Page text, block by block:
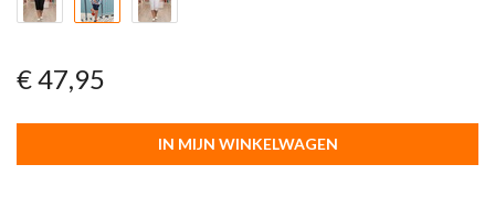
€ 47,95
IN MIJN WINKELWAGEN